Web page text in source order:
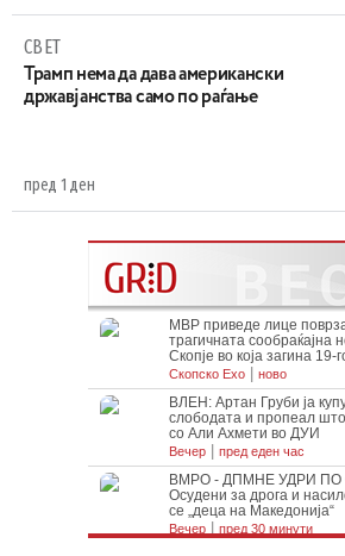
СВЕТ
Трамп нема да дава американски
државјанства само по раѓање
пред 1 ден